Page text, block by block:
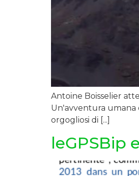
Antoine Boisselier
Un'avventura umana
orgogliosi di [...]
leGPSBip